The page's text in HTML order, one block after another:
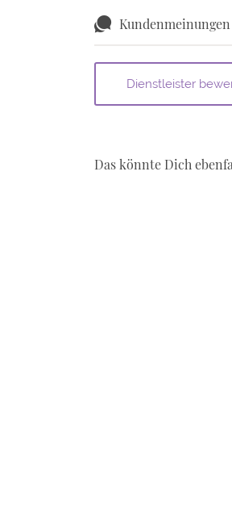
Kundenmeinungen
Das könnte Dich